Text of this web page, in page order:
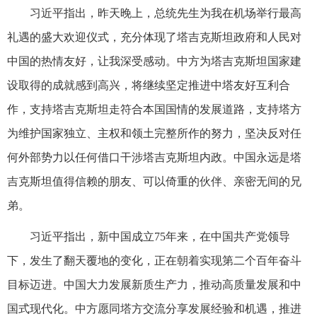
习近平指出，昨天晚上，总统先生为我在机场举行最高
礼遇的盛大欢迎仪式，充分体现了塔吉克斯坦政府和人民对
中国的热情友好，让我深受感动。中方为塔吉克斯坦国家建
设取得的成就感到高兴，将继续坚定推进中塔友好互利合
作，支持塔吉克斯坦走符合本国国情的发展道路，支持塔方
为维护国家独立、主权和领土完整所作的努力，坚决反对任
何外部势力以任何借口干涉塔吉克斯坦内政。中国永远是塔
吉克斯坦值得信赖的朋友、可以倚重的伙伴、亲密无间的兄
弟。
习近平指出，新中国成立75年来，在中国共产党领导
下，发生了翻天覆地的变化，正在朝着实现第二个百年奋斗
目标迈进。中国大力发展新质生产力，推动高质量发展和中
国式现代化。中方愿同塔方交流分享发展经验和机遇，推进